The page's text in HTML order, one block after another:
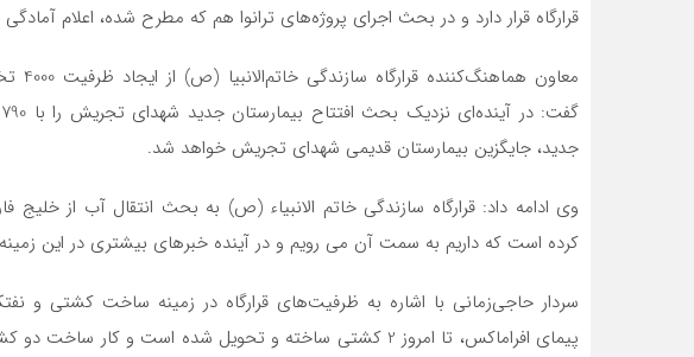
قرارگاه قرار دارد و در بحث اجرای پروژه‌های ترانوا هم که مطرح شده، اعلام آمادگی
جدید، جایگزین بیمارستان قدیمی شهدای تجریش خواهد شد.
وی ادامه داد: قرارگاه سازندگی خاتم الانبیاء (ص) به بحث انتقال آب از
کرده است که داریم به سمت آن می رویم و در آینده خبرهای بیشتری در این
پیمای افراماکس، تا امروز 2 کشتی ساخته و تحویل شده است و